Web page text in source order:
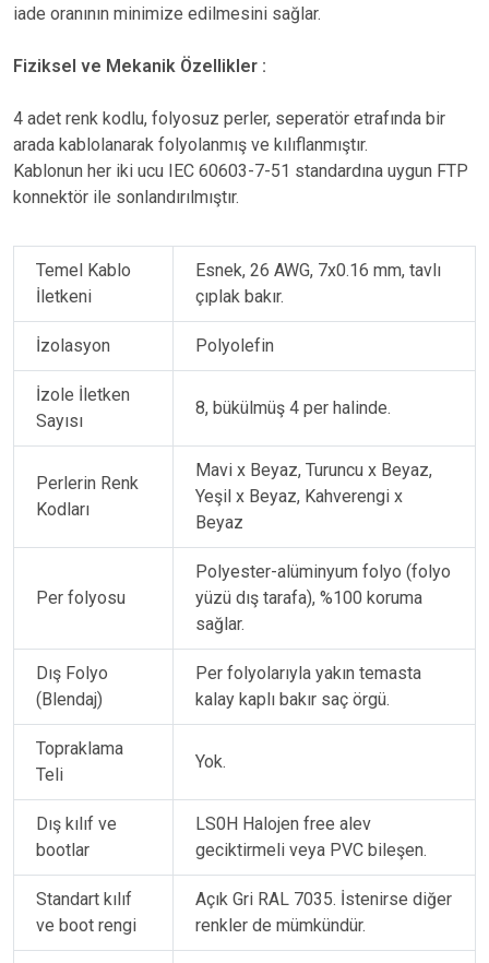
iade oranının minimize edilmesini sağlar.
Fiziksel ve Mekanik Özellikler :
4 adet renk kodlu, folyosuz perler, seperatör etrafında bir
arada kablolanarak folyolanmış ve kılıflanmıştır.
Kablonun her iki ucu IEC 60603-7-51 standardına uygun FTP
konnektör ile sonlandırılmıştır.
Temel Kablo
İletkeni
Esnek, 26 AWG, 7x0.16 mm, tavlı
çıplak bakır.
İzolasyon Polyolefin
İzole İletken
Sayısı
8, bükülmüş 4 per halinde.
Perlerin Renk
Kodları
Mavi x Beyaz, Turuncu x Beyaz,
Yeşil x Beyaz, Kahverengi x
Beyaz
Per folyosu
Polyester-alüminyum folyo (folyo
yüzü dış tarafa), %100 koruma
sağlar.
Dış Folyo
(Blendaj)
Per folyolarıyla yakın temasta
kalay kaplı bakır saç örgü.
Topraklama
Teli
Yok.
Dış kılıf ve
bootlar
LS0H Halojen free alev
geciktirmeli veya PVC bileşen.
Standart kılıf
ve boot rengi
Açık Gri RAL 7035. İstenirse diğer
renkler de mümkündür.